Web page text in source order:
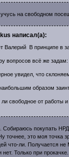
учусь на свободном
написал(а):
Валерий В принципе в
вопросов всё же задам:
увидел, что
образом
ли свободное от работы
Собираюсь покупать
точнее, это моя точка
что-ли. Получается не
нет. Только при